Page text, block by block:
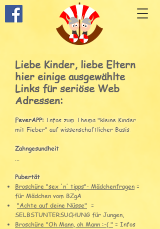
Liebe Kinder, liebe Eltern
hier einige ausgewählte
Links für seriöse Web
Adressen:
FeverAPP: Infos zum Thema "kleine Kinder
mit Fieber" auf wissenschaftlicher Basis.
Zahngesundheit
Pubertät
Broschüre "sex 'n' tipps"- Mädchenfragen =
für Mädchen vom BZgA
"Achte auf deine Nüsse" =
SELBSTUNTERSUCHUNG für Jungen,
Broschüre "Oh Mann, oh Mann :-( " = Infos